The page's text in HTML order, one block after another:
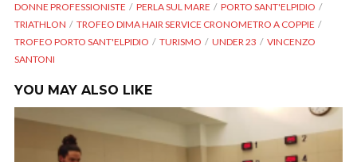
DONNE PROFESSIONISTE
PERLA SUL MARE
PORTO SANT'ELPIDIO
TRIATHLON
TROFEO DIMA HAIR SERVICE CRONOMETRO A COPPIE
TROFEO PORTO SANT'ELPIDIO
TURISMO UNDER 23
VINCENZO
SANTONI
YOU MAY ALSO LIKE